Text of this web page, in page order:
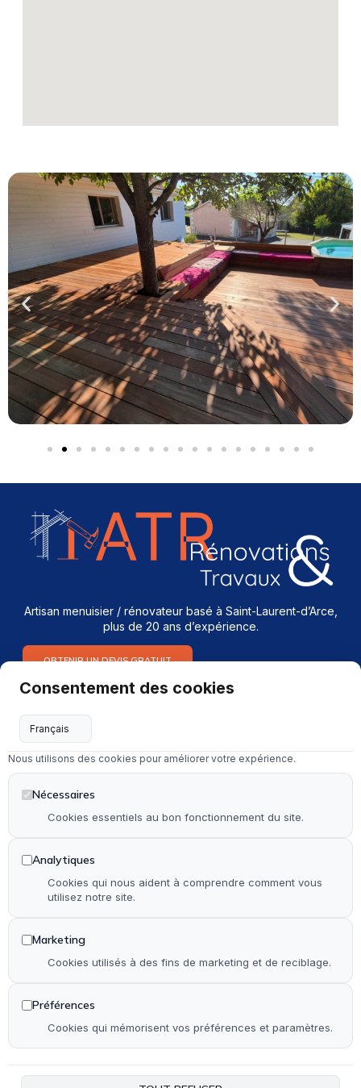
Artisan menuisier / rénovateur basé à Saint-Laurent-d’Arce,
plus de 20 ans d’expérience.
OBTENIR UN DEVIS GRATUIT
Services
Menuiserie intérieure & extérieure
Dépannage en serrurerie et vitrerie
Installation & rénovation de salle de bain
Installation & rénovation de cuisine
Pose de terrasse & contour de piscine en bois
Pose de parquet (stratifié, PVC et bois)
Autre
Accueil
Qui suis-je ?
Consentement des cookies
Nous utilisons des cookies pour améliorer votre expérience.
Nécessaires
Cookies essentiels au bon fonctionnement du site.
Analytiques
Cookies qui nous aident à comprendre comment vous
utilisez notre site.
Marketing
Cookies utilisés à des fins de marketing et de reciblage.
Préférences
Cookies qui mémorisent vos préférences et paramètres.